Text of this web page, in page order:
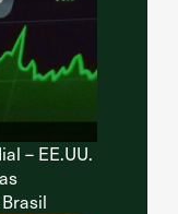
– EE.UU.